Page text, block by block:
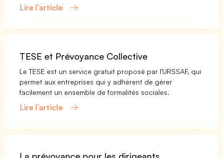
Lire l’article
TESE et Prévoyance Collective
Le TESE est un service gratuit proposé par l'URSSAF, qui
permet aux entreprises qui y adhèrent de gérer
facilement un ensemble de formalités sociales.
Lire l’article
La prévoyance pour les dirigeants